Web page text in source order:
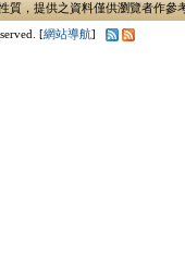
質，提供之資料僅供瀏覽者作
[網站導航]